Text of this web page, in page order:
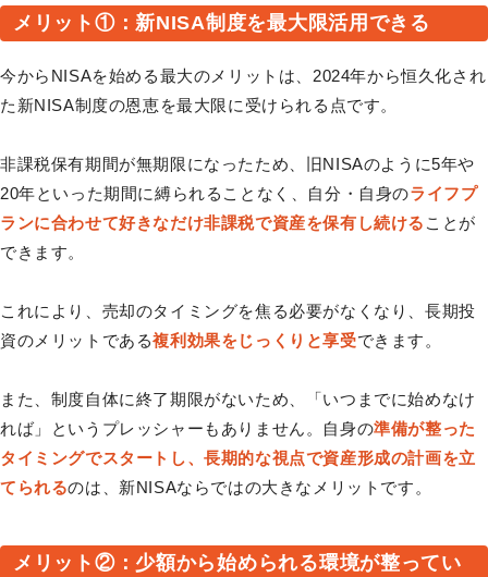
メリット①：新NISA制度を最大限活用できる
今からNISAを始める最大のメリットは、2024年から恒久化され
た新NISA制度の恩恵を最大限に受けられる点です。
非課税保有期間が無期限になったため、旧NISAのように5年や
20年といった期間に縛られることなく、自分・自身のライフプ
ランに合わせて好きなだけ非課税で資産を保有し続ける ことが
できます。
これにより、売却のタイミングを焦る必要がなくなり、長期投
資のメリットである複利効果をじっくりと享受できます。
また、制度自体に終了期限がないため、「いつまでに始めなけ
れば」というプレッシャーもありません。自身の準備が整った
タイミングでスタートし、長期的な視点で資産形成の計画を立
てられるのは、新NISAならではの大きなメリットです。
メリット②：少額から始められる環境が整ってい